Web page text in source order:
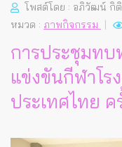
โพสต์โดย : อภิวัฒน์ กิติ
หมวด : ภาพกิจกรรม
การประชุมทบ
แข่งขันกีฬาโร
ประเทศไทย